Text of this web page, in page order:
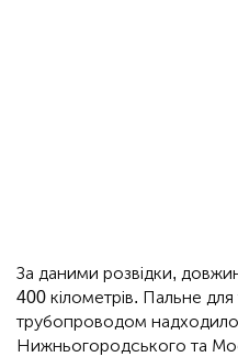
За даними розвідки,
400 кілометрів. Пальне
трубопроводом надходило
Нижньогородського та